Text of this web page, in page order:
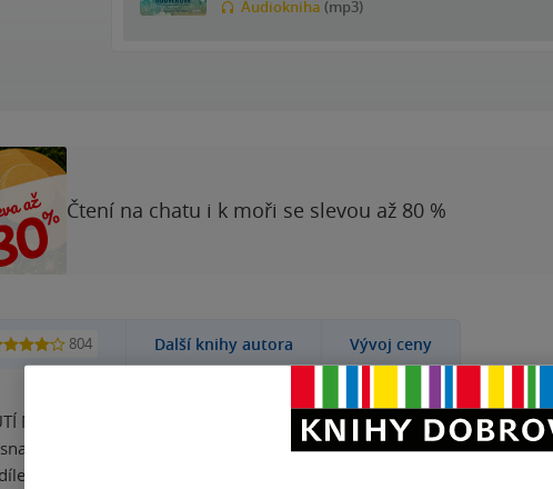
Audiokniha (mp3)
Čtení na chatu i k moři se slevou až 80 %
804 Další knihy autora Vývoj ceny
MŮŽOU V ŽIVOTĚ VÉST K TOMU
vycházet s bývalým manželem Rylem
na výchově téměř roční dcerky